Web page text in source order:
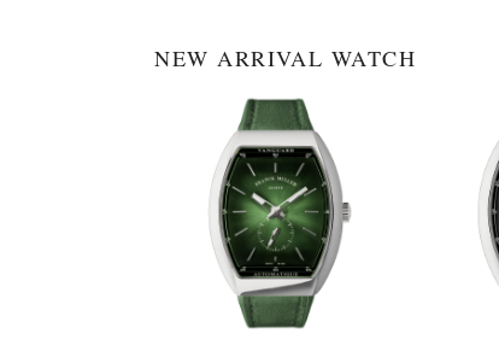
NEW ARRIVAL WATCH